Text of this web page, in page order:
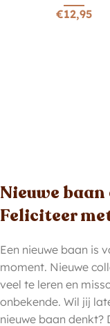
€12,95
Nieuwe
Feliciteer
Een nieuwe baan is
moment. Nieuwe
veel te leren en
onbekende. Wil jij
nieuwe baan